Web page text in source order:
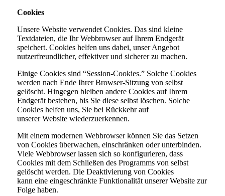
Cookies
Unsere Website verwendet Cookies. Das sind kleine
Textdateien, die Ihr Webbrowser auf Ihrem Endgerät
speichert. Cookies helfen uns dabei, unser Angebot
nutzerfreundlicher, effektiver und sicherer zu machen.
Einige Cookies sind “Session-Cookies.” Solche Cookies
werden nach Ende Ihrer Browser-Sitzung von selbst
gelöscht. Hingegen bleiben andere Cookies auf Ihrem
Endgerät bestehen, bis Sie diese selbst löschen. Solche
Cookies helfen uns, Sie bei Rückkehr auf
unserer Website wiederzuerkennen.
Mit einem modernen Webbrowser können Sie das Setzen
von Cookies überwachen, einschränken oder unterbinden.
Viele Webbrowser lassen sich so konfigurieren, dass
Cookies mit dem Schließen des Programms von selbst
gelöscht werden. Die Deaktivierung von Cookies
kann eine eingeschränkte Funktionalität unserer Website zur
Folge haben.